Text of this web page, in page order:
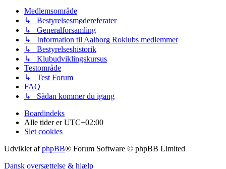
Medlemsområde
↳ Bestyrelsesmødereferater
↳ Generalforsamling
↳ Information til Aalborg Roklubs medlemmer
↳ Bestyrelseshistorik
↳ Klubudviklingskursus
Testområde
↳ Test Forum
FAQ
↳ Sådan kommer du igang
Boardindeks
Alle tider erUTC+02:00
Slet cookies
Udviklet afphpBB® Forum Software © phpBB Limited
Dansk oversættelse & hjælp